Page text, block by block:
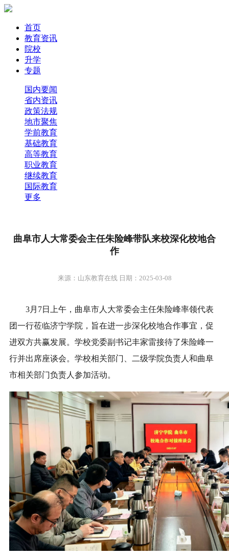
首页
教育资讯
院校
升学
专题
国内要闻
省内资讯
政策法规
地市聚焦
学前教育
基础教育
高等教育
职业教育
继续教育
国际教育
更多
曲阜市人大常委会主任朱险峰带队来校深化校地合
作
来源：山东教育在线 日期：2025-03-08
3月7日上午，曲阜市人大常委会主任朱险峰率领代表
团一行莅临济宁学院，旨在进一步深化校地合作事宜，促
进双方共赢发展。学校党委副书记丰家雷接待了朱险峰一
行并出席座谈会。学校相关部门、二级学院负责人和曲阜
市相关部门负责人参加活动。